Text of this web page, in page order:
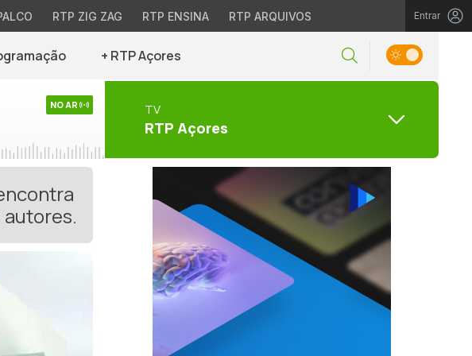
RTP ZIG ZAG RTP ENSINA RTP ARQUIVOS Entrar
+ RTP Açores
NO AR TV
RTP Açores